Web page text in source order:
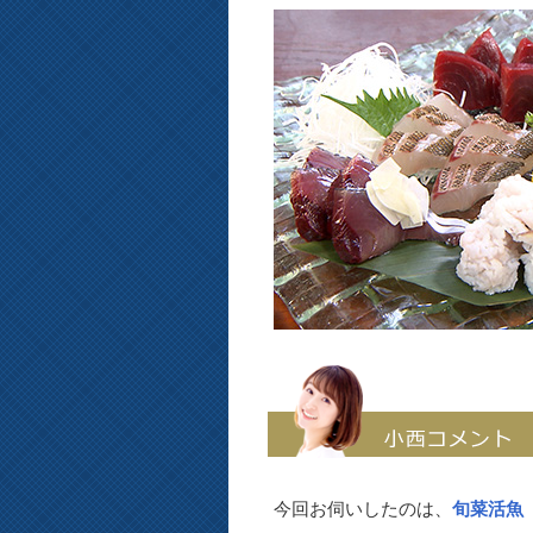
今回お伺いしたのは、 旬菜活